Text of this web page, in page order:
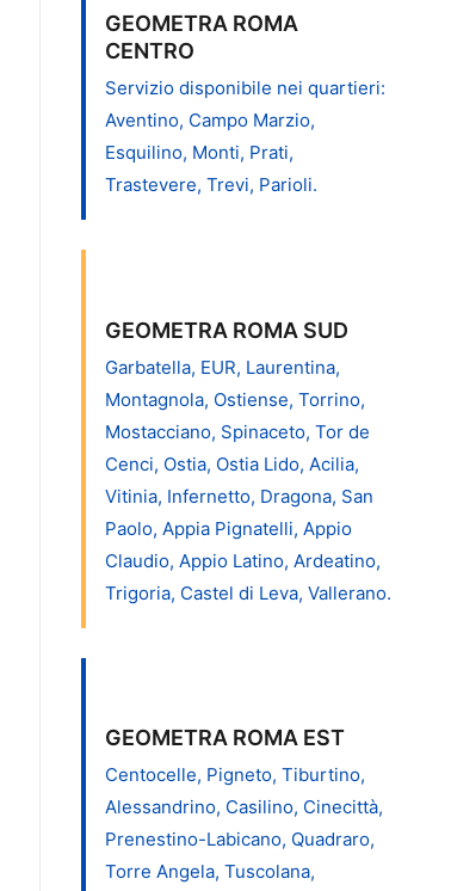
GEOMETRA ROMA
CENTRO
Servizio disponibile nei quartieri:
Aventino, Campo Marzio,
Esquilino, Monti, Prati,
Trastevere, Trevi, Parioli.
GEOMETRA ROMA SUD
Garbatella, EUR, Laurentina,
Montagnola, Ostiense, Torrino,
Mostacciano, Spinaceto, Tor de
Cenci, Ostia, Ostia Lido, Acilia,
Vitinia, Infernetto, Dragona, San
Paolo, Appia Pignatelli, Appio
Claudio, Appio Latino, Ardeatino,
Trigoria, Castel di Leva, Vallerano.
GEOMETRA ROMA EST
Centocelle, Pigneto, Tiburtino,
Alessandrino, Casilino, Cinecittà,
Prenestino-Labicano, Quadraro,
Torre Angela, Tuscolana,